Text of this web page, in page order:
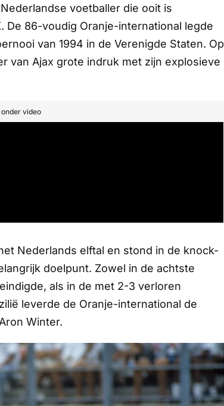
voetballer die ooit is
De 86-voudig Oranje-international legde
van 1994 in de Verenigde Staten. Op
van Ajax grote indruk met zijn explosieve
video
Nederlands elftal en stond in de knock-
doelpunt. Zowel in de achtste
als in de met 2-3 verloren
leverde de Oranje-international de
Winter.